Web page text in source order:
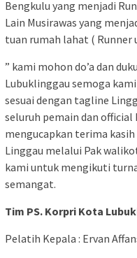
Bengkulu yang menjadi
Lain Musirawas yang
tuan rumah lahat ( Runner
” kami mohon do’a dan
Lubuklinggau semoga
sesuai dengan tagline
seluruh pemain dan official
mengucapkan terima
Linggau melalui Pak
kami untuk mengikuti
semangat.
Tim PS. Korpri Kota
Pelatih Kepala : Ervan